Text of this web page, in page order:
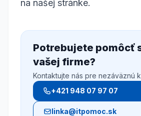
na našej stránke.
Potrebujete pomôcť
vašej firme?
Kontaktujte nás pre nezáväznú
+421 948 07 97 07
linka@itpomoc.sk